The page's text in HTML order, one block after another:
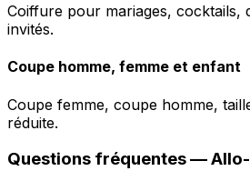
Coiffure pour mariages, cocktails,
invités.
Coupe homme, femme et enfant
Coupe femme, coupe homme,
réduite.
Questions fréquentes —